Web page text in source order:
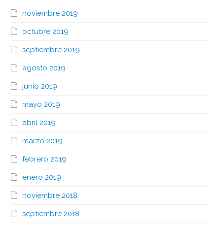
noviembre 2019
octubre 2019
septiembre 2019
agosto 2019
junio 2019
mayo 2019
abril 2019
marzo 2019
febrero 2019
enero 2019
noviembre 2018
septiembre 2018